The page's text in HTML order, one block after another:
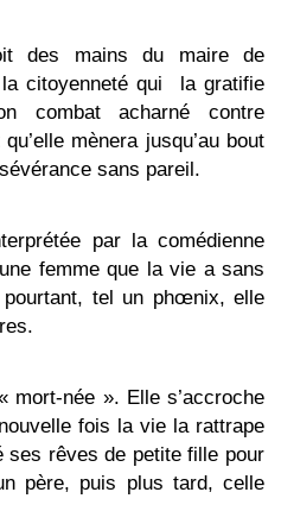
des mains du maire de
citoyenneté qui la gratifie
combat acharné contre
mènera jusqu’au bout
sans pareil.
par la comédienne
femme que la vie a sans
tel un phœnix, elle
mort-née ». Elle s’accroche
fois la vie la rattrape
rêves de petite fille pour
père, puis plus tard, celle